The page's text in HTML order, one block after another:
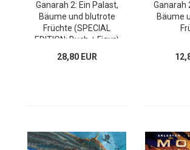
Ganarah 2: Ein Palast,
Bäume und blutrote
Früchte (SPECIAL
EDITION: Buch + Figur)
28,80 EUR
Ganarah
Bäume